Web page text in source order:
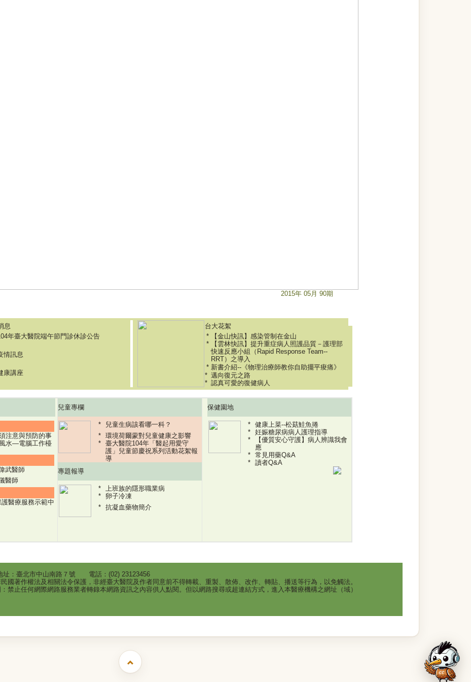
2015年 05月 90期
息
年臺大醫院端午節門診休診公告
情訊息
康講座
台大花絮
【金山快訊】感染管制在金山
【雲林快訊】提升重症病人照護品質－護理部
快速反應小組（Rapid Response Team--
RRT）之導入
新書介紹--《物理治療師教你自助擺平痠痛》
邁向復元之路
認真可愛的復健病人
注意與預防的事
水—電腦工作檯
武醫師
醫師
醫療服務示範中
兒童專欄
兒童生病該看哪一科？
環境荷爾蒙對兒童健康之影響
臺大醫院104年「醫起用愛守
護」兒童節慶祝系列活動花絮報
導
專題報導
上班族的隱形職業病
卵子冷凍
抗凝血藥物簡介
保健園地
健康上菜--松菇鮭魚捲
妊娠糖尿病病人護理指導
【優質安心守護】病人辨識我會
應
常見用藥Q&A
讀者Q&A
址：臺北市中山南路７號 電話：(02) 23123456
國著作權法及相關法令保護，非經臺大醫院及作者同意前不得轉載、重製、散佈、改作、轉貼、播送等行為，以免觸法。
禁止任何網際網路服務業者轉錄本網路資訊之內容供人點閱。但以網路搜尋或超連結方式，進入本醫療機構之網址（域）